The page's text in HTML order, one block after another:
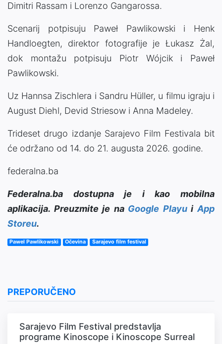
Dimitri Rassam i Lorenzo Gangarossa.
Scenarij potpisuju Paweł Pawlikowski i Henk
Handloegten, direktor fotografije je Łukasz Żal,
dok montažu potpisuju Piotr Wójcik i Paweł
Pawlikowski.
Uz Hannsa Zischlera i Sandru Hüller, u filmu igraju i
August Diehl, Devid Striesow i Anna Madeley.
Trideset drugo izdanje Sarajevo Film Festivala bit
će održano od 14. do 21. augusta 2026. godine.
federalna.ba
Federalna.ba dostupna je i kao mobilna
aplikacija. Preuzmite je na Google PlayuiApp
Storeu.
Pawel Pawlikowski Očevina Sarajevo film festival
PREPORUČENO
Sarajevo Film Festival predstavlja
programe Kinoscope i Kinoscope Surreal